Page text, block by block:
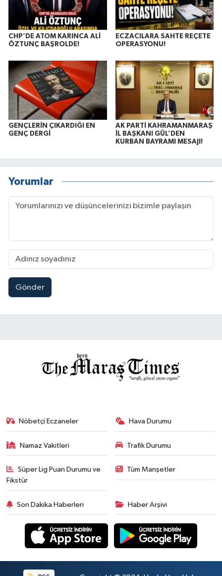
CHP’DE ATOM KARINCA ALİ
ÖZTUNÇ BAŞROLDE!
ECZACILARA SAHTE REÇETE
OPERASYONU!
GENÇLERİN ÇIKARDIĞI EN
GENÇ DERGİ
AK PARTİ KAHRAMANMARAŞ
İL BAŞKANI GÜL’DEN
KURBAN BAYRAMI MESAJI!
Yorumlar
Gönder
Nöbetçi Eczaneler Hava Durumu
Namaz Vakitleri Trafik Durumu
Süper Lig Puan Durumu ve
Fikstür
Tüm Manşetler
Son Dakika Haberleri Haber Arşivi